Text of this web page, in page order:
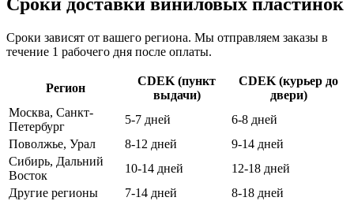
Сроки зависят от вашего региона. Мы отправляем заказы в
течение 1 рабочего дня после оплаты.
Регион
CDEK (пункт
выдачи)
CDEK (курьер до
двери)
Москва, Санкт-
Петербург
5-7 дней
6-8 дней
Поволжье, Урал
8-12 дней
9-14 дней
Сибирь, Дальний
Восток
10-14 дней
12-18 дней
Другие регионы
7-14 дней
8-18 дней